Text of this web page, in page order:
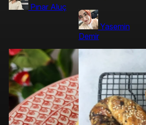
Pınar Aluç
Yasemin
Demir